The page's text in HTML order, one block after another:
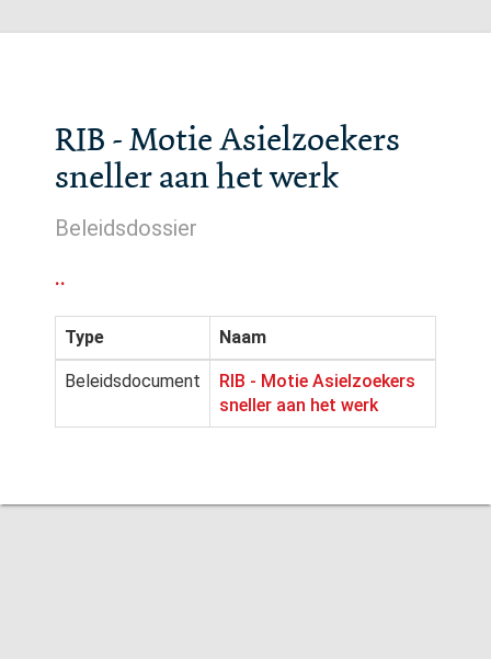
RIB - Motie Asielzoekers
sneller aan het werk
Beleidsdossier
..
Type Naam
Beleidsdocument
RIB - Motie Asielzoekers
sneller aan het werk